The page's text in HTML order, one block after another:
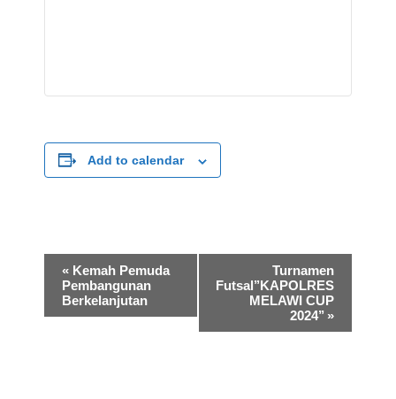
Add to calendar
e
« Kemah Pemuda
Pembangunan
Berkelanjutan
Turnamen
Futsal’’KAPOLRES
MELAWI CUP
2024’’ »